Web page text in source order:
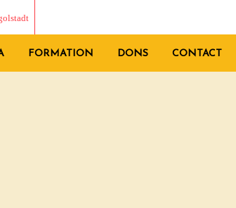
FORMATION DONS CONTACT